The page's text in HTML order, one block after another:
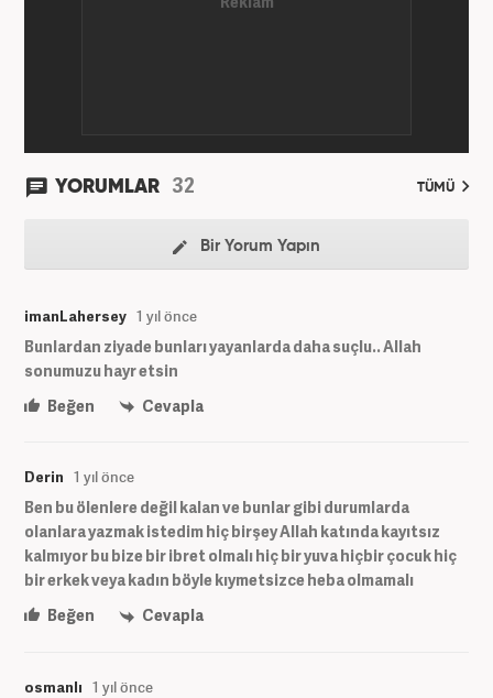
YORUMLAR 32 TÜMÜ
Bir Yorum Yapın
imanLahersey 1 yıl önce
Bunlardan ziyade bunları yayanlarda daha suçlu.. Allah
sonumuzu hayr etsin
Beğen
Cevapla
Derin 1 yıl önce
Ben bu ölenlere değil kalan ve bunlar gibi durumlarda
olanlara yazmak istedim hiç birşey Allah katında kayıtsız
kalmıyor bu bize bir ibret olmalı hiç bir yuva hiçbir çocuk hiç
bir erkek veya kadın böyle kıymetsizce heba olmamalı
Beğen
Cevapla
osmanlı 1 yıl önce